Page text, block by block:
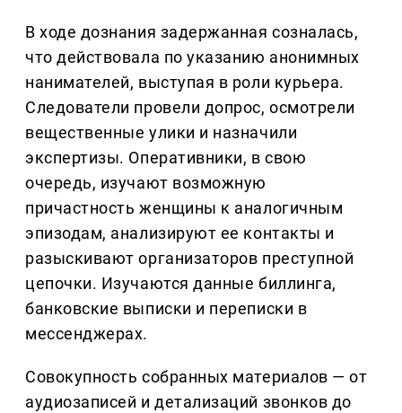
В ходе дознания задержанная созналась,
что действовала по указанию анонимных
нанимателей, выступая в роли курьера.
Следователи провели допрос, осмотрели
вещественные улики и назначили
экспертизы. Оперативники, в свою
очередь, изучают возможную
причастность женщины к аналогичным
эпизодам, анализируют ее контакты и
разыскивают организаторов преступной
цепочки. Изучаются данные биллинга,
банковские выписки и переписки в
мессенджерах.
Совокупность собранных материалов — от
аудиозаписей и детализаций звонков до